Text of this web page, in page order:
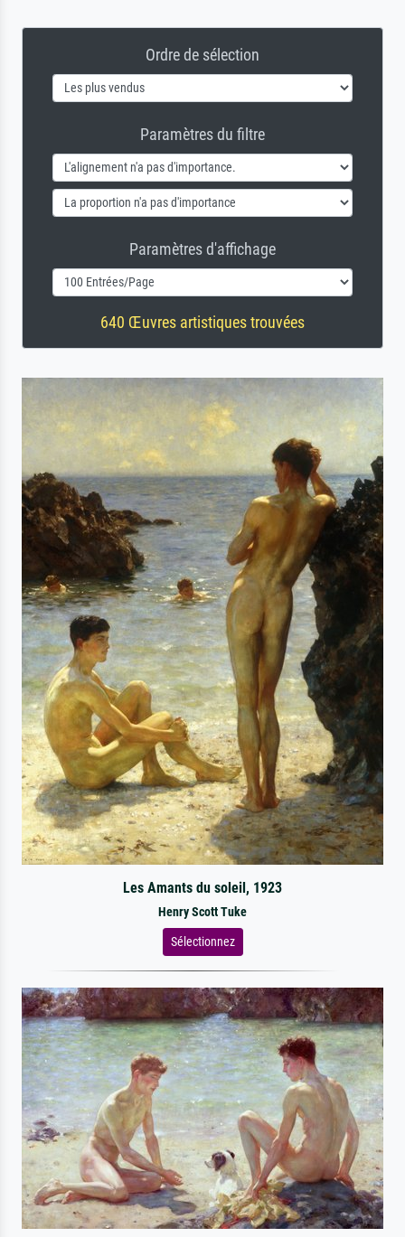
Ordre de sélection
Paramètres du filtre
Paramètres d'affichage
640 Œuvres artistiques trouvées
Les Amants du soleil, 1923
Henry Scott Tuke
Sélectionnez